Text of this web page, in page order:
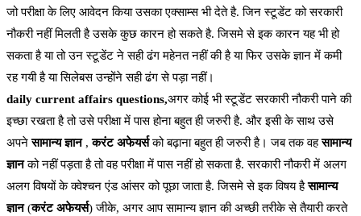
जो परीक्षा के लिए आवेदन किया उसका एक्साम्स भी देते है. जिन स्टूडेंट को सरकारी
नौकरी नहीं मिलती है उसके कुछ कारन हो सकते है. जिसमे से इक कारन यह भी हो
सकता है या तो उन स्टूडेंट ने सही ढंग महेनत नहीं की है या फिर उसके ज्ञान में कमी
रह गयी है या सिलेबस उन्होंने सही ढंग से पड़ा नहीं।
daily current affairs questions,अगर कोई भी स्टूडेंट सरकारी नौकरी पाने की
इच्छा रखता है तो उसे परीक्षा में पास होना बहुत ही जरुरी है. और इसी के साथ उसे
अपनेसामान्य ज्ञान,करंट अफेयर्सको बढ़ाना बहुत ही जरुरी है। जब तक वहसामान्य
ज्ञानको नहीं पड़ता है तो वह परीक्षा में पास नहीं हो सकता है. सरकारी नौकरी में अलग
अलग विषयों के क्वेश्चन एंड आंसर को पूछा जाता है. जिसमे से इक विषय हैसामान्य
ज्ञान(करंट अफेयर्स) जीके, अगर आप सामान्य ज्ञान की अच्छी तरीके से तैयारी करते